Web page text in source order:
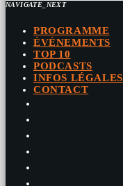
NAVIGATE_NEXT
PROGRAMME
ÉVÉNEMENTS
TOP 10
PODCASTS
INFOS LÉGALES
CONTACT